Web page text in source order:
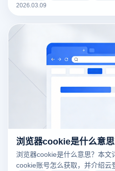
2026.03.09
浏览器cookie是什么意思？本文
cookie账号怎么获取，并介绍云